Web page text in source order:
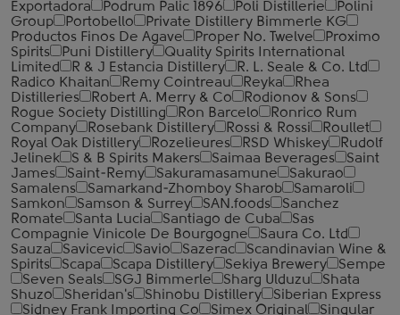
Exportadora
Podrum Palic 1896 Poli Distillerie
Polini
Group
Portobello
Private Distillery Bimmerle KG
Productos Finos De Agave
Proper No. Twelve
Proximo
Spirits
Puni Distillery
Quality Spirits International
Limited
R & J Estancia Distillery
R. L. Seale & Co. Ltd
Radico Khaitan
Remy Cointreau Reyka
Rhea
Distilleries
Robert A. Merry & Co
Rodionov & Sons
Rogue Society Distilling
Ron Barcelo
Ronrico Rum
Company
Rosebank Distillery Rossi & Rossi
Roullet
Royal Oak Distillery
Rozelieures RSD Whiskey
Rudolf
Jelinek
S & B Spirits Makers Saimaa Beverages
Saint
James
Saint-Remy Sakuramasamune
Sakurao
Samalens
Samarkand-Zhomboy Sharob
Samaroli
Samkon
Samson & Surrey SAN.foods
Sanchez
Romate
Santa Lucia Santiago de Cuba
Sas
Compagnie Vinicole De Bourgogne
Saura Co. Ltd
Sauza
Savicevic Savio Sazerac
Scandinavian Wine &
Spirits
Scapa Scapa Distillery Sekiya Brewery
Sempe
Seven Seals
SGJ Bimmerle Sharg Ulduzu
Shata
Shuzo
Sheridan's Shinobu Distillery
Siberian Express
Sidney Frank Importing Co
Simex Original
Singular